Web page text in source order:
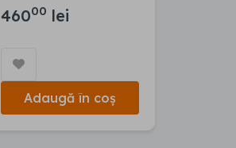
46000 lei
Adaugă în coș